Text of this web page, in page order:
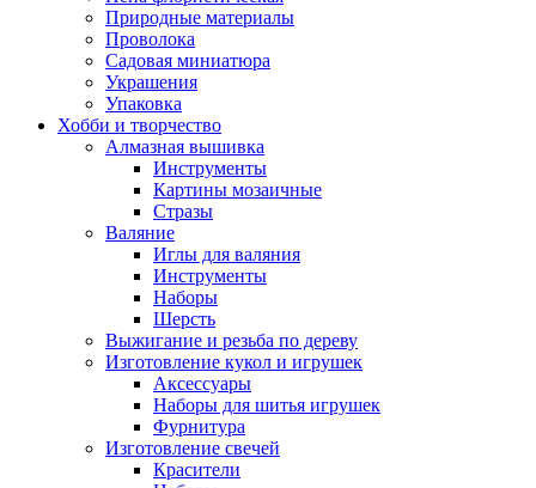
Природные материалы
Проволока
Садовая миниатюра
Украшения
Упаковка
Хобби и творчество
Алмазная вышивка
Инструменты
Картины мозаичные
Стразы
Валяние
Иглы для валяния
Инструменты
Наборы
Шерсть
Выжигание и резьба по дереву
Изготовление кукол и игрушек
Аксессуары
Наборы для шитья игрушек
Фурнитура
Изготовление свечей
Красители